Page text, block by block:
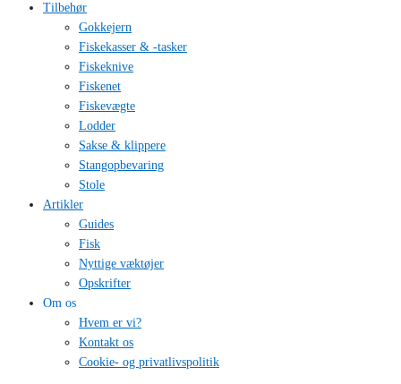
Tilbehør
Gokkejern
Fiskekasser & -tasker
Fiskeknive
Fiskenet
Fiskevægte
Lodder
Sakse & klippere
Stangopbevaring
Stole
Artikler
Guides
Fisk
Nyttige væktøjer
Opskrifter
Om os
Hvem er vi?
Kontakt os
Cookie- og privatlivspolitik